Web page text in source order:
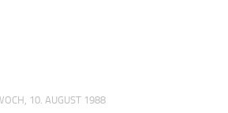
10. AUGUST 1988